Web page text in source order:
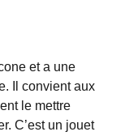
et a une
Il convient aux
le mettre
C’est un jouet